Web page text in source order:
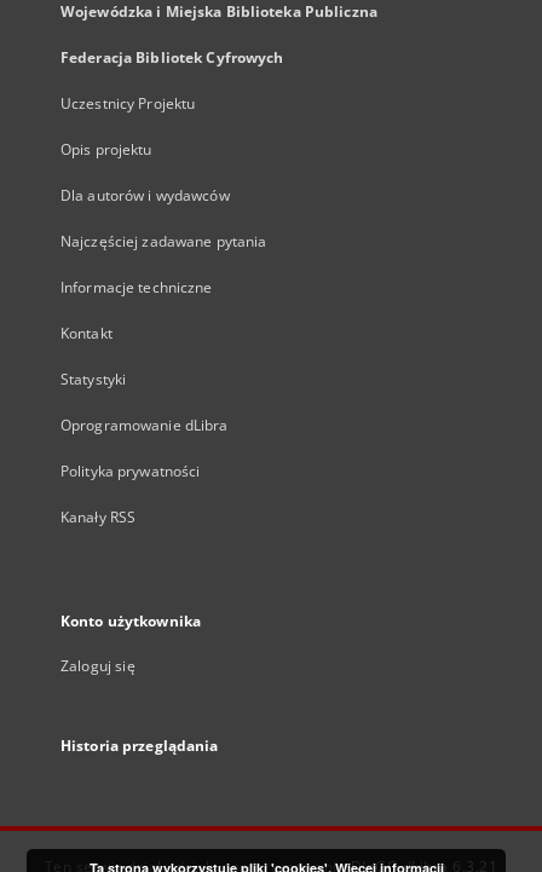
Wojewódzka i Miejska Biblioteka Publiczna
Federacja Bibliotek Cyfrowych
Uczestnicy Projektu
Opis projektu
Dla autorów i wydawców
Najczęściej zadawane pytania
Informacje techniczne
Kontakt
Statystyki
Oprogramowanie dLibra
Polityka prywatności
Kanały RSS
Konto użytkownika
Zaloguj się
Historia przeglądania
Ten serwis działa dzięki oprogramowaniuDInGO dLibra 6.3.21
Ta strona wykorzystuje pliki 'cookies'. Więcej informacji